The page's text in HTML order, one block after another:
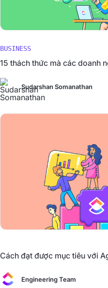
BUSINESS
15 thách thức mà các doanh
Sudarshan Somanathan
Cách đạt được mục tiêu với
Engineering Team